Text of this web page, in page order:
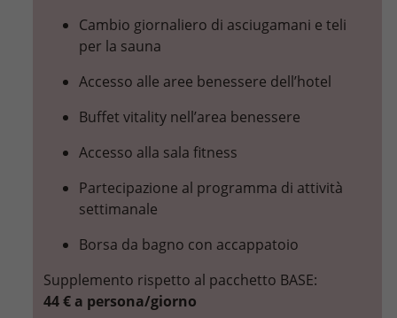
Cambio giornaliero di asciugamani e teli
per la sauna
Accesso alle aree benessere dell’hotel
Buffet vitality nell’area benessere
Accesso alla sala fitness
Partecipazione al programma di attività
settimanale
Borsa da bagno con accappatoio
Supplemento rispetto al pacchetto BASE:
44 € a persona/giorno